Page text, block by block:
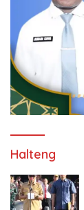
Halteng